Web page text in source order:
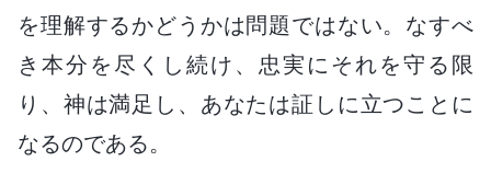
を理解するかどうかは問題ではない。なすべ
き本分を尽くし続け、忠実にそれを守る限
り、神は満足し、あなたは証しに立つことに
なるのである。